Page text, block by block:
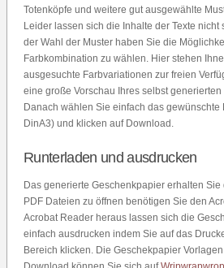
Totenköpfe und weitere gut ausgewählte
Leider lassen sich die Inhalte der Texte nicht
der Wahl der Muster haben Sie die
Farbkombination zu wählen. Hier stehen
ausgesuchte Farbvariationen zur freien
eine große Vorschau Ihres selbst
Danach wählen Sie einfach das gewünschte
DinA3) und klicken auf Download.
Runterladen und ausdrucken
Das generierte Geschenkpapier erhalten
PDF Dateien zu öffnen benötigen Sie den
Acrobat Reader heraus lassen sich die
einfach ausdrucken indem Sie auf das
Bereich klicken. Die Geschekpapier